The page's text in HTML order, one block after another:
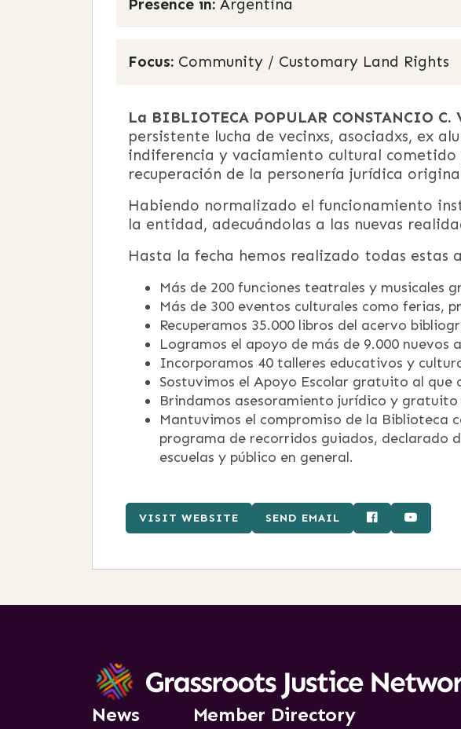
Presence in: Argentina
Focus: Community / Customary Land Rights
La BIBLIOTECA POPULAR CONSTANCIO
persistente lucha de vecinxs, asociadxs, ex
indiferencia y vaciamiento cultural
recuperación de la personería jurídica
Habiendo normalizado el funcionamiento
la entidad, adecuándolas a las nuevas
Hasta la fecha hemos realizado todas estas
Más de 200 funciones teatrales y musicales
Más de 300 eventos culturales como ferias,
Recuperamos 35.000 libros del acervo
Logramos el apoyo de más de 9.000 nuevos
Incorporamos 40 talleres educativos y
Sostuvimos el Apoyo Escolar gratuito al que
Brindamos asesoramiento jurídico y gratuito
Mantuvimos el compromiso de la Biblioteca
programa de recorridos guiados, declarado
escuelas y público en general.
VISIT WEBSITE SEND EMAIL
News Member Directory